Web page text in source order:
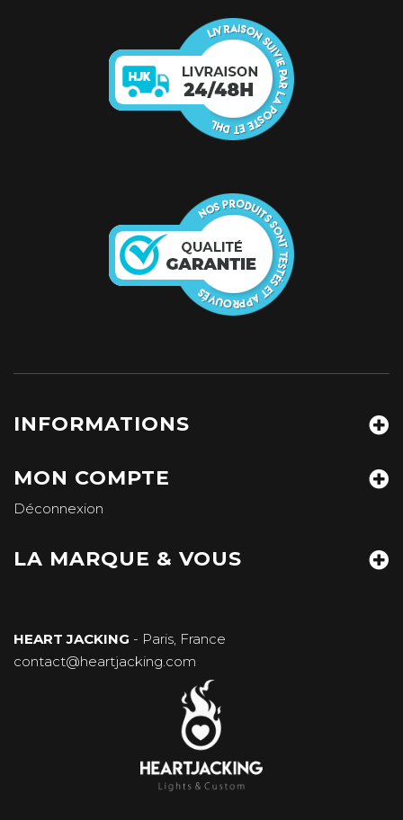
INFORMATIONS
MON COMPTE
Déconnexion
LA MARQUE & VOUS
HEART JACKING - Paris, France
contact@heartjacking.com